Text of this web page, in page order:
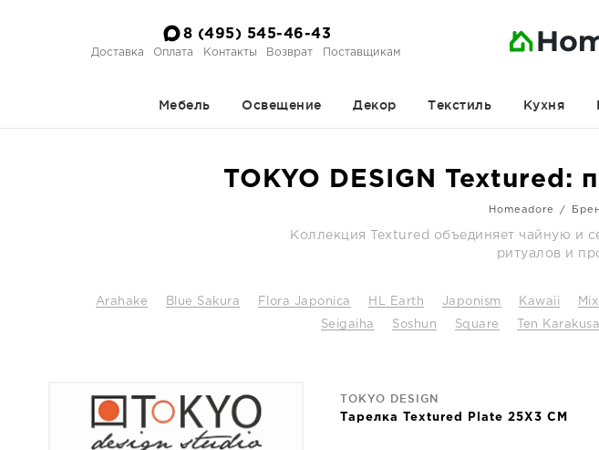
8 (495) 545-46-43
Доставка Оплата Контакты Возврат Поставщикам
Мебель Освещение Декор Текстиль Кухня
TOKYO DESIGN Textured:
Homeadore
Коллекция Textured объединяет чайную и
ритуалов и
Arahake Blue Sakura Flora Japonica HL Earth Japonism Kawaii
Seigaiha Soshun Square Ten Karakusa
TOKYO DESIGN
Тарелка Textured Plate 25X3 CM